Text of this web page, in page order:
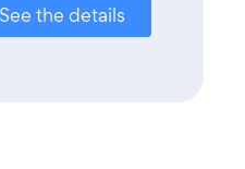
See the details